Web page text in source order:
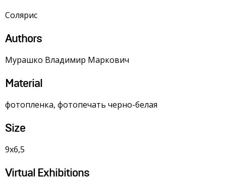
Солярис
Authors
Мурашко Владимир Маркович
Material
фотопленка, фотопечать черно-белая
Size
9х6,5
Virtual Exhibitions